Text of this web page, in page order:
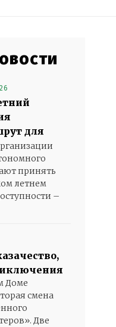
для
принять
летнем
–
Доме
смена
Две